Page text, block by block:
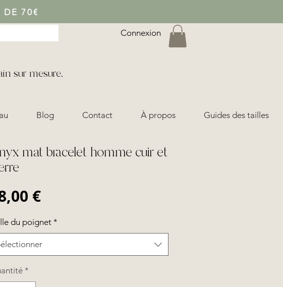
DE 70€
Connexion
sur mesure,
Blog Contact À propos Guides des tailles
mat bracelet homme cuir et
€Prix
du poignet *
*